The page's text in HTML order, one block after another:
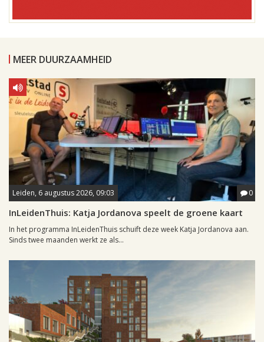
MEER DUURZAAMHEID
Leiden, 6 augustus 2026, 09:03 0
InLeidenThuis: Katja Jordanova speelt de groene kaart
In het programma InLeidenThuis schuift deze week Katja Jordanova aan.
Sinds twee maanden werkt ze als...